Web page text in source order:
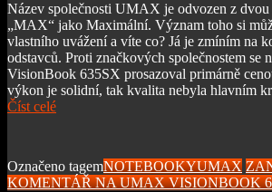
Název společnosti UMAX je odvozen z
„MAX“ jako Maximální. Význam toho si
vlastního uvážení a víte co? Já je zmíním na
odstavců. Proti značkových společnostem
VisionBook 635SX prosazoval primárně
výkon je solidní, tak kvalita nebyla hlavním
Číst celé
Označeno tagemNOTEBOOKYUMAX
KOMENTÁŘNA UMAX VISIONBOOK